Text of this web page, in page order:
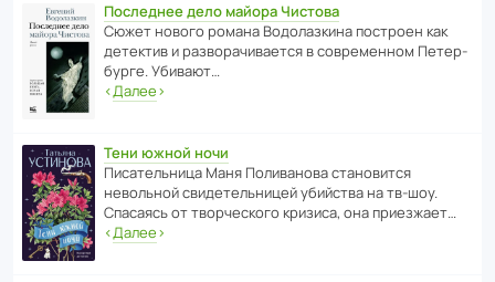
Последнее дело майора Чистова
Сюжет нового романа Водо­ла­з­кина пост­роен как
дете­ктив и разво­ра­чи­ва­ется в совре­менном Пете­р­
бурге. Убивают…
‹Далее›
Тени южной ночи
Писа­тель­ница Маня Поли­ва­нова стано­вится
невольной свиде­тель­ницей убийства на тв-шоу.
Спасаясь от твор­че­с­кого кризиса, она приезжает…
‹Далее›